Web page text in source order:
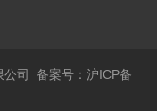
公司备案号：沪ICP备